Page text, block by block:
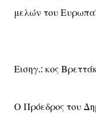
μελών του
Εισηγ.: κος
Ο Πρόεδρος του